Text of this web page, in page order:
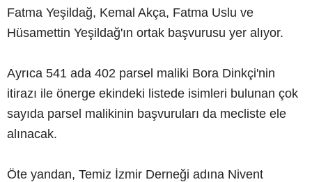
Fatma Yeşildağ, Kemal Akça, Fatma Uslu ve
Hüsamettin Yeşildağ'ın ortak başvurusu yer alıyor.
Ayrıca 541 ada 402 parsel maliki Bora Dinkçi'nin
itirazı ile önerge ekindeki listede isimleri bulunan çok
sayıda parsel malikinin başvuruları da mecliste ele
alınacak.
Öte yandan, Temiz İzmir Derneği adına Nivent